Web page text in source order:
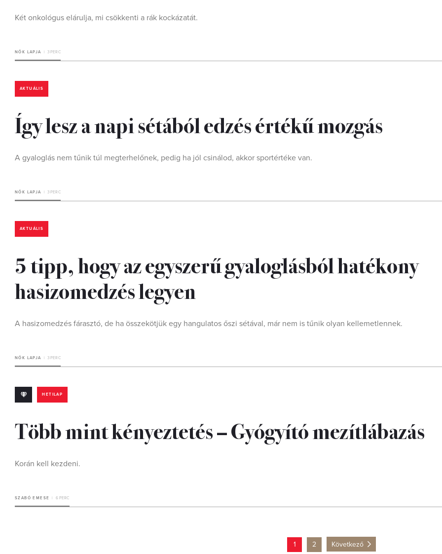
Két onkológus elárulja, mi csökkenti a rák kockázatát.
NŐK LAPJA 3 PERC
AKTUÁLIS
Így lesz a napi sétából edzés értékű mozgás
A gyaloglás nem tűnik túl megterhelőnek, pedig ha jól csinálod, akkor sportértéke van.
NŐK LAPJA 3 PERC
AKTUÁLIS
5 tipp, hogy az egyszerű gyaloglásból hatékony
hasizomedzés legyen
A hasizomedzés fárasztó, de ha összekötjük egy hangulatos őszi sétával, már nem is tűnik olyan kellemetlennek.
NŐK LAPJA 3 PERC
HETILAP
Több mint kényeztetés – Gyógyító mezítlábazás
Korán kell kezdeni.
SZABÓ EMESE 6 PERC
1 2 Következő